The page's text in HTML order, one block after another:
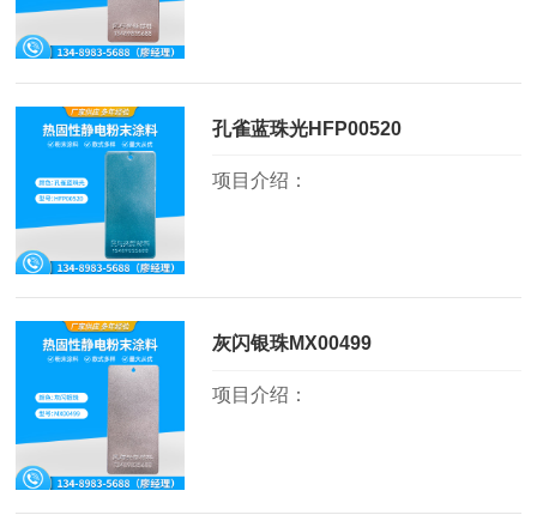
孔雀蓝珠光HFP00520
项目介绍：
灰闪银珠MX00499
项目介绍：